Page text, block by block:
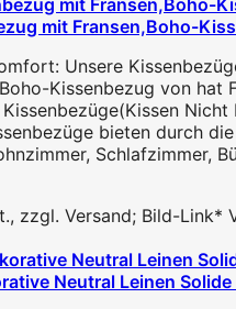
mit Fransen,Boho-
Unsere
Kissenbezug von
bieten durch
Schlafzimmer,
zzgl. Versand; Bild-Link*
Neutral Leinen